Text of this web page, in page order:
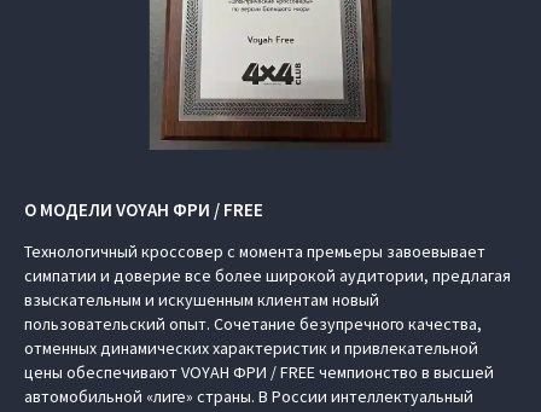
О МОДЕЛИ VOYAH ФРИ / FREE
Технологичный кроссовер с момента премьеры завоевывает
симпатии и доверие все более широкой аудитории, предлагая
взыскательным и искушенным клиентам новый
пользовательский опыт. Сочетание безупречного качества,
отменных динамических характеристик и привлекательной
цены обеспечивают VOYAH ФРИ / FREE чемпионство в высшей
автомобильной «лиге» страны. В России интеллектуальный